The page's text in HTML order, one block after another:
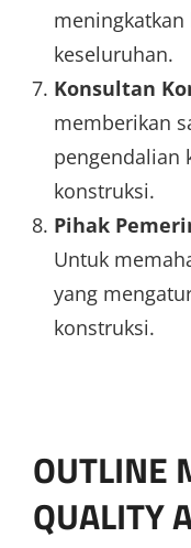
meningkatkan
keseluruhan.
Konsultan
memberikan
pengendalian
konstruksi.
Pihak
Untuk
yang
konstruksi.
OUTLINE
QUALITY